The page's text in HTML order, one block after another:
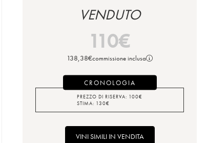
VENDUTO
110€
138,38€commissione inclusa
CRONOLOGIA
PREZZO DI RISERVA: 100€
STIMA: 130€
VINI SIMILI IN VENDITA